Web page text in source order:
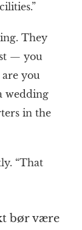
They
— you
you
wedding
in the
“That
bør være